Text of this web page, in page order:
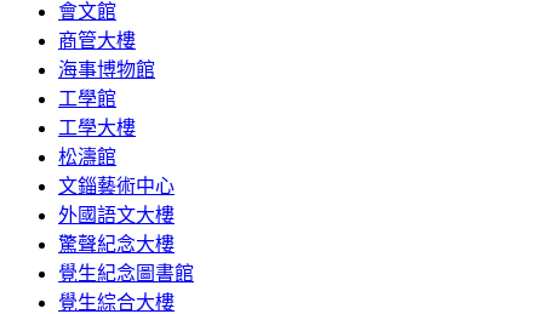
會文館
商管大樓
海事博物館
工學館
工學大樓
松濤館
文錙藝術中心
外國語文大樓
驚聲紀念大樓
覺生紀念圖書館
覺生綜合大樓